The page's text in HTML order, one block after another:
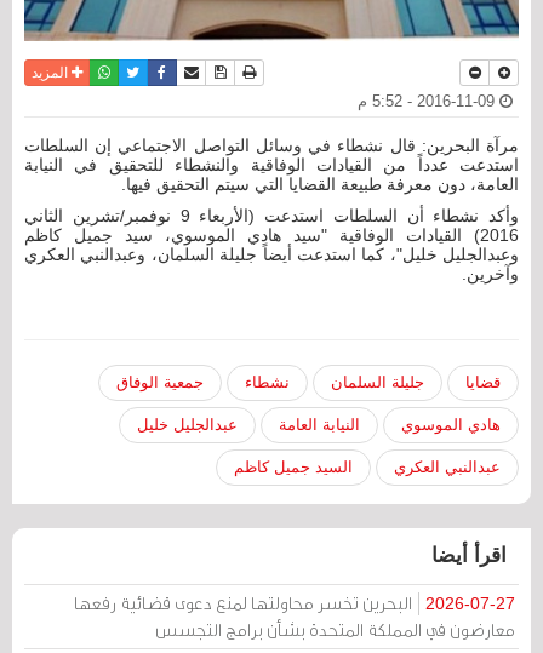
نسخة للطباعة
حفظ الموضوع
أرسل الى صديق
فيسبوكتويترواتسابالمزيد
مرآة البحرين: قال نشطاء في وسائل التواصل الاجتماعي إن السلطات
استدعت عدداً من القيادات الوفاقية والنشطاء للتحقيق في النيابة
العامة، دون معرفة طبيعة القضايا التي سيتم التحقيق فيها.
وأكد نشطاء أن السلطات استدعت (الأربعاء 9 نوفمبر/تشرين الثاني
2016) القيادات الوفاقية "سيد هادي الموسوي، سيد جميل كاظم
وعبدالجليل خليل"، كما استدعت أيضاً جليلة السلمان، وعبدالنبي العكري
وآخرين.
قضايا جليلة السلمان نشطاء جمعية الوفاق
هادي الموسوي النيابة العامة عبدالجليل خليل
عبدالنبي العكري السيد جميل كاظم
اقرأ أيضا
2026-07-27
البحرين تخسر محاولتها لمنع دعوى قضائية رفعها
معارضون في المملكة المتحدة بشأن برامج التجسس